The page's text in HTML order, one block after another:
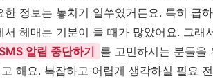
한 정보는 놓치기 일쑤였거든요. 특히 급
서 헤매는 기분이 들 때가 많았어요. 그래
알림 중단하기 를 고민하시는 분들을
해요. 복잡하고 어렵게 생각하실 필요